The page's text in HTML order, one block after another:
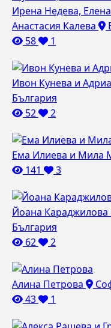
Ирена Недева,
Анастасия Калева
58
1
Ивон Кунева и
България
52
2
Ема Илиева и Мила
141
3
Йоана Караджилова
България
62
2
Алина Петрова
43
1